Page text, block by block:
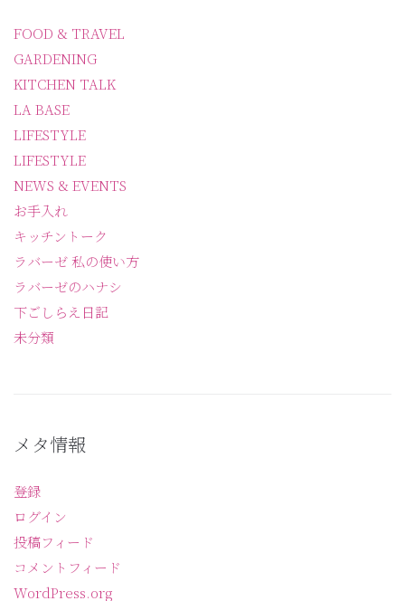
FOOD & TRAVEL
GARDENING
KITCHEN TALK
LA BASE
LIFESTYLE
LIFESTYLE
NEWS & EVENTS
お手入れ
キッチントーク
ラバーゼ 私の使い方
ラバーゼのハナシ
下ごしらえ日記
未分類
メタ情報
登録
ログイン
投稿フィード
コメントフィード
WordPress.org